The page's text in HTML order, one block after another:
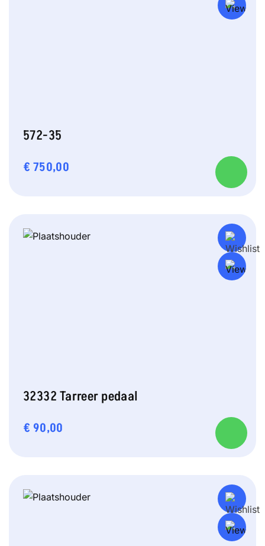
572-35
€ 750,00
32332 Tarreer pedaal
€ 90,00